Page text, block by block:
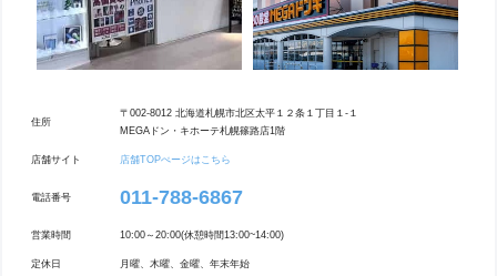
住所
〒002-8012 北海道札幌市北区太平１２条１丁目１-１
MEGAドン・キホーテ札幌篠路店1階
店舗サイト 店舗TOPぺージはこちら
電話番号 011-788-6867
営業時間 10:00～20:00(休憩時間13:00~14:00)
定休日 月曜、木曜、金曜、年末年始